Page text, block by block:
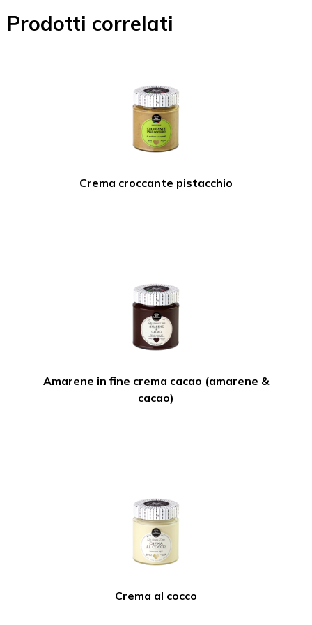
Prodotti correlati
Crema croccante pistacchio
Amarene in fine crema cacao (amarene &
cacao)
Crema al cocco